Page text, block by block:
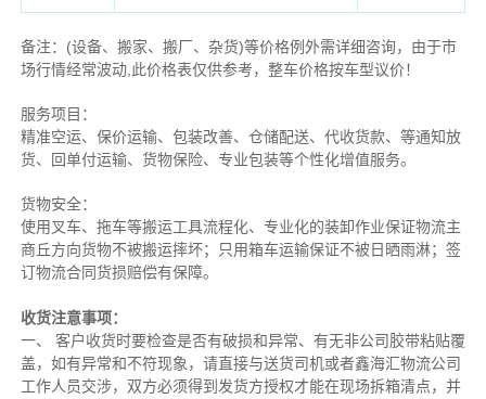
备注： (设备、搬家、搬厂、杂货)等价格例外需详细咨询，由于市
场行情经常波动,此价格表仅供参考，整车价格按车型议价！
服务项目：
精准空运、保价运输、包装改善、仓储配送、代收货款、等通知放
货、回单付运输、货物保险、专业包装等个性化增值服务。
货物安全：
使用叉车、拖车等搬运工具流程化、专业化的装卸作业保证物流主
商丘方向货物不被搬运摔坏；只用箱车运输保证不被日晒雨淋；签
订物流合同货损赔偿有保障。
收货注意事项：
一、 客户收货时要检查是否有破损和异常、有无非公司胶带粘贴覆
盖，如有异常和不符现象，请直接与送货司机或者鑫海汇物流公司
工作人员交涉，双方必须得到发货方授权才能在现场拆箱清点，并